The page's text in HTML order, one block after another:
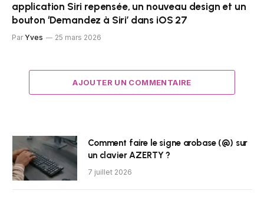
application Siri repensée, un nouveau design et un
bouton ‘Demandez à Siri’ dans iOS 27
Par Yves 25 mars 2026
AJOUTER UN COMMENTAIRE
Comment faire le signe arobase (@) sur
un clavier AZERTY ?
7 juillet 2026